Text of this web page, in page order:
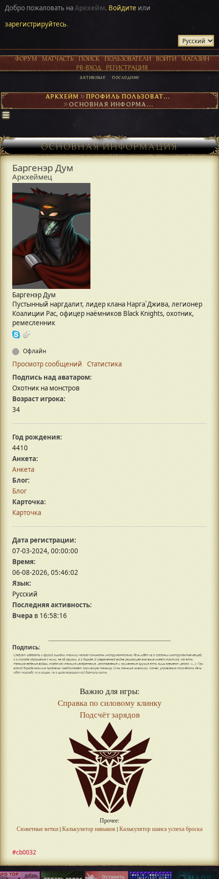
Добро пожаловать наАркхейм. Войдите или
зарегистрируйтесь.
ФОРУМ МАТЧАСТЬ ПОИСК ПОЛЬЗОВАТЕЛИ ВОЙТИ
МАГАЗИН
PR-ВХОД
РЕГИСТРАЦИЯ
активные последние
АРКХЕЙМ► ПРОФИЛЬ ПОЛЬЗОВАТЕЛЯ БАРГЕНЭР ДУМ
► ОСНОВНАЯ ИНФОРМАЦИЯ
ОСНОВНАЯ ИНФОРМАЦИЯ
Баргенэр Дум
Аркхеймец
Баргенэр Дум
Пустынный наргдалит, лидер клана Нарга`Джива, легионер
Коалиции Рас, офицер наёмников Black Knights, охотник,
ремесленник
Офлайн
Просмотр сообщений
Статистика
Подпись над аватаром:
Охотник на монстров
Возраст игрока:
34
Год рождения:
4410
Анкета:
Анкета
Блог:
Блог
Карточка:
Карточка
Дата регистрации:
07-03-2024, 00:00:00
Время:
06-08-2026, 05:46:02
Язык:
Русский
Последняя активность:
Вчера в 16:58:16
Подпись:
Важно для игры:
Справка по силовому клинку
Подсчёт зарядов
Прочее:
Сюжетные ветки|Калькулятор навыков|Калькулятор шанса успеха броска
#cb0032